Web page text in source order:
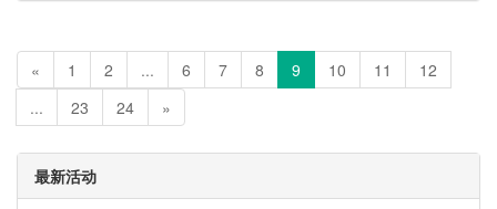
« 1 2 ... 6 7 8 9 10 11
12
...
23 24 »
最新活动